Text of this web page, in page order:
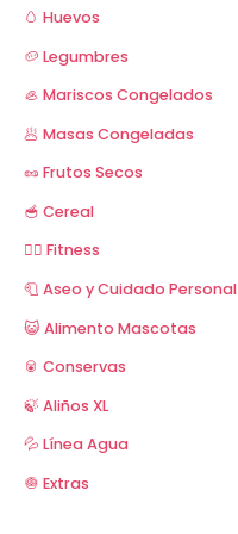
🥚 Huevos
🥔 Legumbres
🦪 Mariscos Congelados
🥟 Masas Congeladas
🥜 Frutos Secos
🥣 Cereal
🏋️‍♂️ Fitness
🧻 Aseo y Cuidado Personal
😺 Alimento Mascotas
🥫 Conservas
🍃 Aliños XL
💦 Línea Agua
🧅 Extras